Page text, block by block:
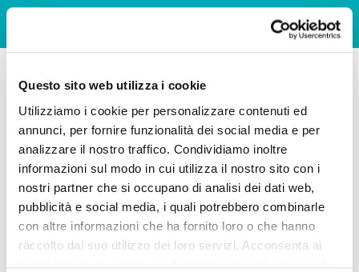
Questo sito web utilizza i cookie
Utilizziamo i cookie per personalizzare contenuti ed
annunci, per fornire funzionalità dei social media e per
analizzare il nostro traffico. Condividiamo inoltre
informazioni sul modo in cui utilizza il nostro sito con i
nostri partner che si occupano di analisi dei dati web,
pubblicità e social media, i quali potrebbero combinarle
con altre informazioni che ha fornito loro o che hanno
raccolto dal suo utilizzo dei loro servizi. Acconsenta ai